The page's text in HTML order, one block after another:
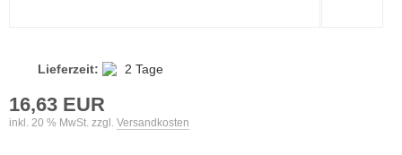
Lieferzeit: 2 Tage
16,63 EUR
inkl. 20 % MwSt. zzgl. Versandkosten